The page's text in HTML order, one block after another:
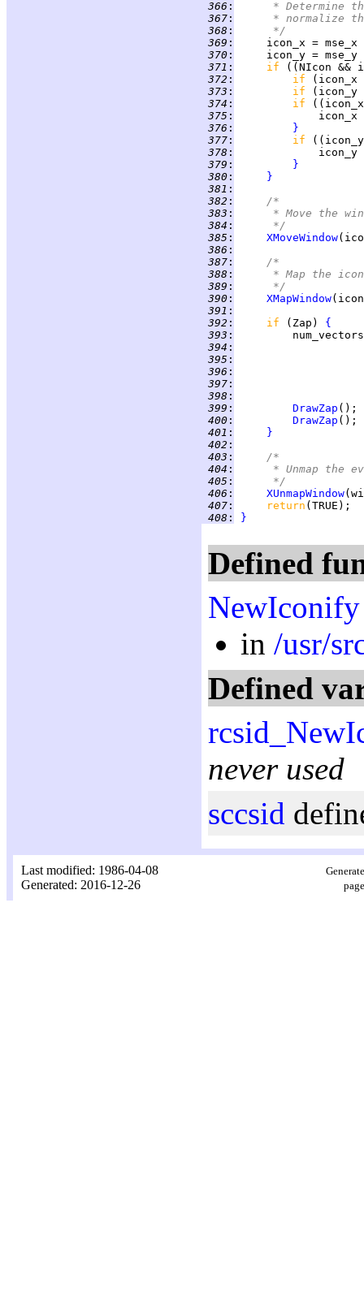
366 :
* Determine
367 :
* normalize
368 :
     */
369 :
icon_x =
370 :
icon_y =
371 : if
((NIcon
372 : if
373 : if
374 : if
375 :
376 :
}
377 : if
378 :
379 :
}
380 :
}
381 :
382 :
/*
383 :
* Move the
384 :
     */
385 :
XMoveWindow
386 :
387 :
/*
388 :
* Map the
389 :
     */
390 :
XMapWindow
391 :
392 : if (Zap) {
393 :
394 :
395 :
396 :
397 :
398 :
399 : DrawZap
400 : DrawZap
401 :
}
402 :
403 :
/*
404 :
* Unmap the
405 :
     */
406 :
XUnmapWindow
407 : return
408 : }
Defined
NewIconify
in /usr/
Defined
never used
sccsid
Last modified: 1986-04-08
Generated: 2016-12-26